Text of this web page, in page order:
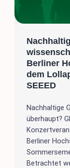
Berliner
dem
SEEED
Nachhaltige
überhaupt?
Berliner
Betrachtet